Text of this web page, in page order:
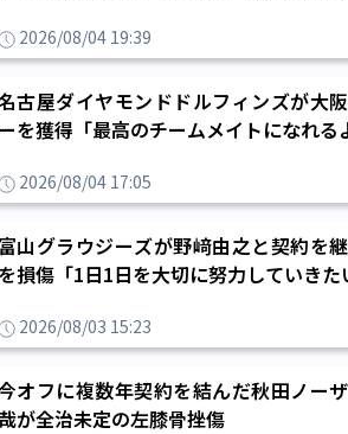
2026/08/04 19:39
古屋ダイヤモンドドルフィンズが大
ーを獲得「最高のチームメイトになれる
2026/08/04 17:05
富山グラウジーズが野﨑由之と契約を
を損傷「1日1日を大切に努力していきた
2026/08/03 15:23
オフに複数年契約を結んだ秋田ノー
が全治未定の左膝骨挫傷